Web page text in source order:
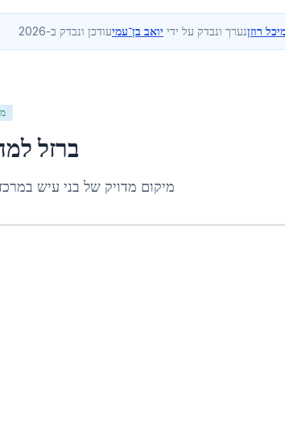
רוזןנערך ונבדק על ידי יואב בן־עמיעודכן ונבדק ב-2026
ברזל
מיקום מדויק של בני עיש במרכז